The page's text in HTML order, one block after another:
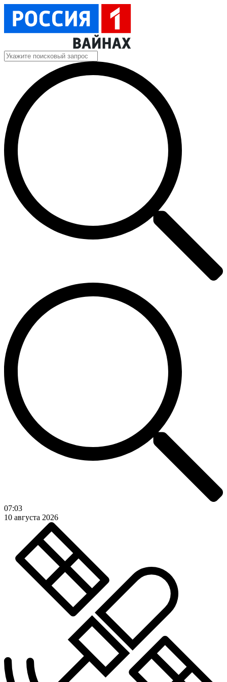
07:03
10 августа 2026